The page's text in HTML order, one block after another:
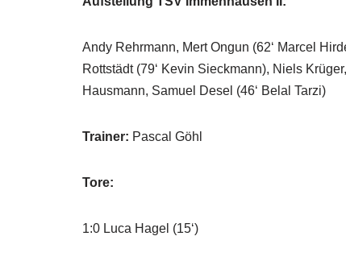
Andy Rehrmann, Mert Ongun (62‘ Marcel
Rottstädt (79‘ Kevin Sieckmann), Niels
Hausmann, Samuel Desel (46‘ Belal Tarzi)
Trainer: Pascal Göhl
Tore:
1:0 Luca Hagel (15‘)